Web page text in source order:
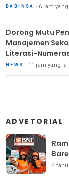
BABINSA 6 jam
Dorong Mutu
Manajemen
Literasi-
NEWS 11 jam yang
ADVETORIAL
4